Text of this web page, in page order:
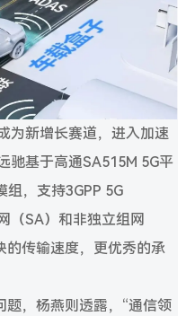
为新增长赛道，进入加速
驰基于高通SA515M 5G平
组，支持3GPP 5G
（SA）和非独立组网
的传输速度，更优秀的承
，杨燕则透露，“通信领